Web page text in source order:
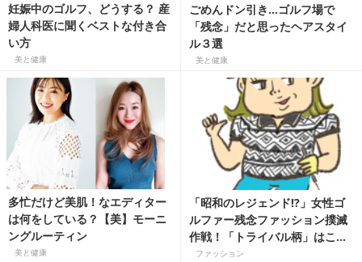
妊娠中のゴルフ、どうする？ 産
婦人科医に聞くベストな付き合
い方
美と健康
ごめんドン引き…ゴルフ場で
「残念」だと思ったヘアスタイ
ル３選
美と健康
多忙だけど美肌！なエディター
は何をしている？【美】モーニ
ングルーティン
美と健康
「昭和のレジェンド!?」女性ゴ
ルファー残念ファッション撲滅
作戦！「トライバル柄」はこう
着る！
ファッション